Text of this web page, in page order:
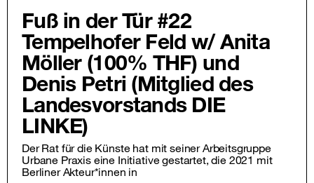
Fuß in der Tür #22
Tempelhofer Feld w/ Anita
Möller (100% THF) und
Denis Petri (Mitglied des
Landesvorstands DIE
LINKE)
Der Rat für die Künste hat mit seiner Arbeitsgruppe
Urbane Praxis eine Initiative gestartet, die 2021 mit
Berliner Akteur*innen in